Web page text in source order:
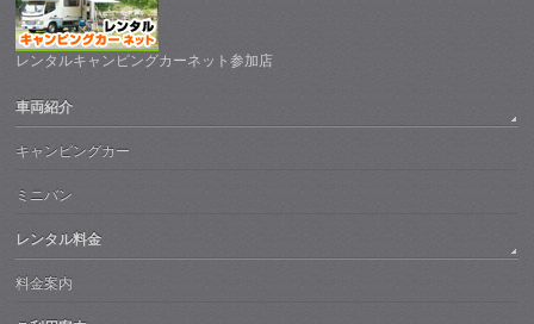
レンタルキャンピングカーネット参加店
車両紹介
キャンピングカー
ミニバン
レンタル料金
料金案内